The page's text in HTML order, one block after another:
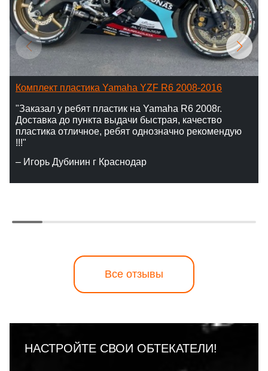
Комплект пластика Yamaha YZF R6 2008-2016
"Заказал у ребят пластик на Yamaha R6 2008г.
Доставка до пункта выдачи быстрая, качество
пластика отличное, ребят однозначно рекомендую
!!!"
– Игорь Дубинин г Краснодар
Все отзывы
НАСТРОЙТЕ СВОИ ОБТЕКАТЕЛИ!